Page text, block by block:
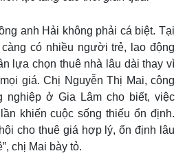
anh Hải không phải cá biệt. Tại
có nhiều người trẻ, lao động
lựa chọn thuê nhà lâu dài thay vì
giá. Chị Nguyễn Thị Mai, công
nghiệp ở Gia Lâm cho biết, việc
khiến cuộc sống thiếu ổn định.
cho thuê giá hợp lý, ổn định lâu
chị Mai bày tỏ.